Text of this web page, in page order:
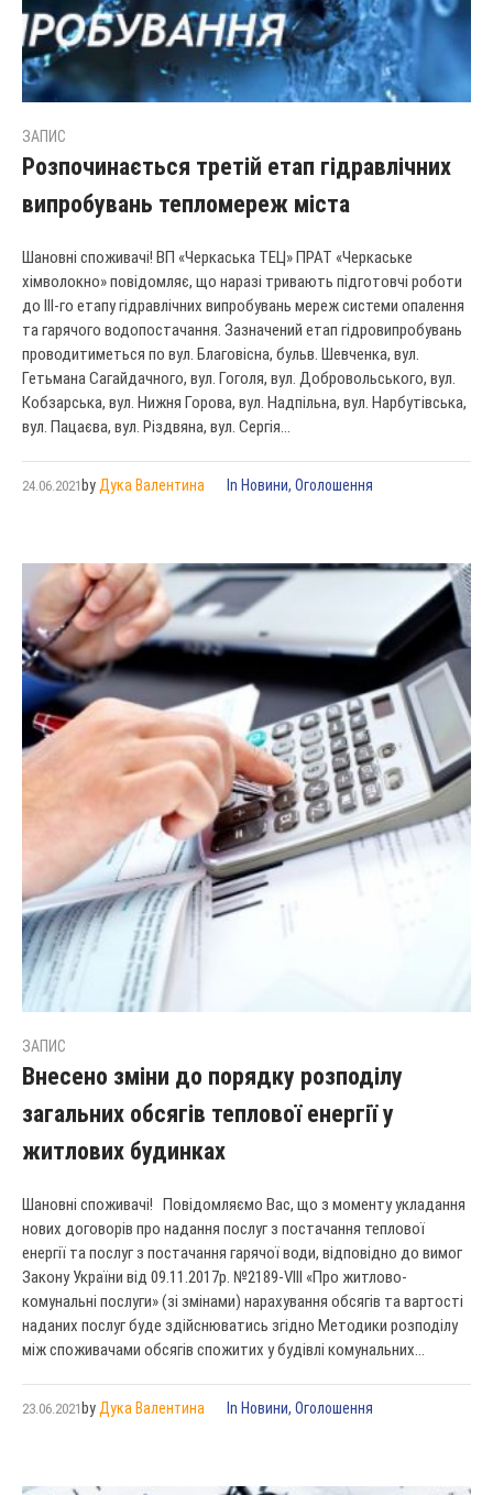
ЗАПИС
Розпочинається третій етап гідравлічних
випробувань тепломереж міста
Шановні споживачі! ВП «Черкаська ТЕЦ» ПРАТ «Черкаське
хімволокно» повідомляє, що наразі тривають підготовчі роботи
до ІІІ-го етапу гідравлічних випробувань мереж системи опалення
та гарячого водопостачання. Зазначений етап гідровипробувань
проводитиметься по вул. Благовісна, бульв. Шевченка, вул.
Гетьмана Сагайдачного, вул. Гоголя, вул. Добровольського, вул.
Кобзарська, вул. Нижня Горова, вул. Надпільна, вул. Нарбутівська,
вул. Пацаєва, вул. Різдвяна, вул. Сергія...
24.06.2021 by Дука Валентина In Новини, Оголошення
ЗАПИС
Внесено зміни до порядку розподілу
загальних обсягів теплової енергії у
житлових будинках
Шановні споживачі! Повідомляємо Вас, що з моменту укладання
нових договорів про надання послуг з постачання теплової
енергії та послуг з постачання гарячої води, відповідно до вимог
Закону України від 09.11.2017р. №2189-VIII «Про житлово-
комунальні послуги» (зі змінами) нарахування обсягів та вартості
наданих послуг буде здійснюватись згідно Методики розподілу
між споживачами обсягів спожитих у будівлі комунальних...
23.06.2021 by Дука Валентина In Новини, Оголошення